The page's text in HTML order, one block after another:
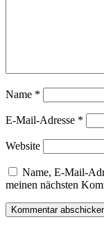
Name *
E-Mail-Adresse *
Website
Name, E-Mail-
meinen nächsten